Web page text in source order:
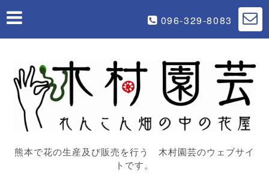
096-329-8083
熊本で花の生産及び販売を行う 木村園芸のウェブサイ
トです。